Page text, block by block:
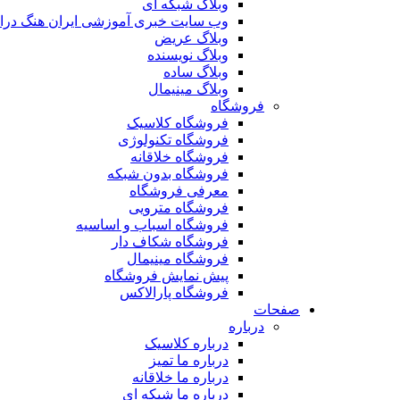
وبلاگ شبکه ای
وب سایت خبری آموزشی ایران هنگ
وبلاگ عریض
وبلاگ نویسنده
وبلاگ ساده
وبلاگ مینیمال
فروشگاه
فروشگاه کلاسیک
فروشگاه تکنولوژی
فروشگاه خلاقانه
فروشگاه بدون شبکه
معرفی فروشگاه
فروشگاه مترویی
فروشگاه اسباب و اساسیه
فروشگاه شکاف دار
فروشگاه مینیمال
پیش نمایش فروشگاه
فروشگاه پارالاکس
صفحات
درباره
درباره کلاسیک
درباره ما تمیز
درباره ما خلاقانه
درباره ما شبکه ای